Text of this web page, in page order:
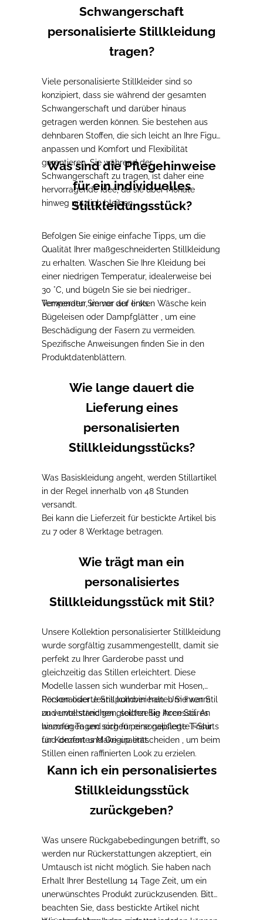
Schwangerschaft
personalisierte Stillkleidung
tragen?
Viele personalisierte Stillkleider sind so
konzipiert, dass sie während der gesamten
Schwangerschaft und darüber hinaus
getragen werden können. Sie bestehen aus
dehnbaren Stoffen, die sich leicht an Ihre Figur
anpassen und Komfort und Flexibilität
garantieren.Sie während der
Schwangerschaft zu tragen, ist daher eine
hervorragende Idee, da sie über Monate
hinweg nützlich bleiben.
Was sind die Pflegehinweise
für ein individuelles
Stillkleidungsstück?
Befolgen Sie einige einfache Tipps, um die
Qualität Ihrer maßgeschneiderten Stillkleidung
zu erhalten. Waschen Sie Ihre Kleidung bei
einer niedrigen Temperatur, idealerweise bei
30 °C, und bügeln Sie sie bei niedriger
Temperatur, immer auf links.
Verwenden Sie vor der ersten Wäsche kein
Bügeleisen oder Dampfglätter , um eine
Beschädigung der Fasern zu vermeiden.
Spezifische Anweisungen finden Sie in den
Produktdatenblättern.
Wie lange dauert die
Lieferung eines
personalisierten
Stillkleidungsstücks?
Was Basiskleidung angeht, werden Stillartikel
in der Regel innerhalb von 48 Stunden
versandt.
Bei kann die Lieferzeit für bestickte Artikel bis
zu 7 oder 8 Werktage betragen.
Wie trägt man ein
personalisiertes
Stillkleidungsstück mit Stil?
Unsere Kollektion personalisierter Stillkleidung
wurde sorgfältig zusammengestellt, damit sie
perfekt zu Ihrer Garderobe passt und
gleichzeitig das Stillen erleichtert. Diese
Modelle lassen sich wunderbar mit Hosen,
Röcken oder Jeans kombinieren.Um Ihren Stil
zu vervollständigen, sollten Sie Accessoires
hinzufügen und sich für eine gepflegte Frisur
und dezentes Make-up entscheiden , um beim
Stillen einen raffinierten Look zu erzielen.
Personalisierte Stillpullover halten Sie warm
und unterstreichen gleichzeitig Ihren Stil. An
warmen Tagen sorgen personalisierte T-Shirts
für Komfort und Originalität.
Kann ich ein personalisiertes
Stillkleidungsstück
zurückgeben?
Was unsere Rückgabebedingungen betrifft, so
werden nur Rückerstattungen akzeptiert, ein
Umtausch ist nicht möglich. Sie haben nach
Erhalt Ihrer Bestellung 14 Tage Zeit, um ein
unerwünschtes Produkt zurückzusenden. Bitte
beachten Sie, dass bestickte Artikel nicht